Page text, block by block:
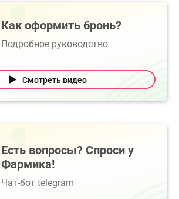
Как оформить бронь?
Подробное руководство
Смотреть видео
Есть вопросы? Спроси у
Фармика!
Чат-бот telegram